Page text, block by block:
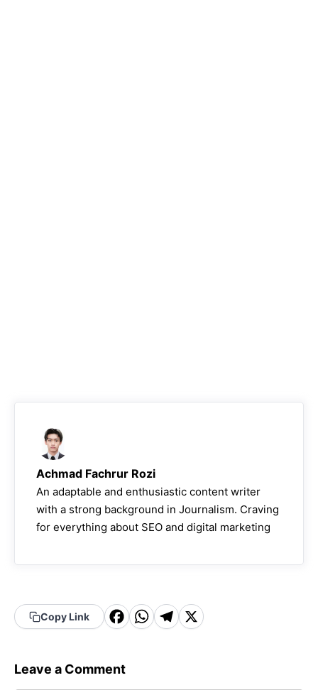
Achmad Fachrur Rozi
An adaptable and enthusiastic content writer
with a strong background in Journalism. Craving
for everything about SEO and digital marketing
Copy Link
F
c
WT X
Leave a Comment